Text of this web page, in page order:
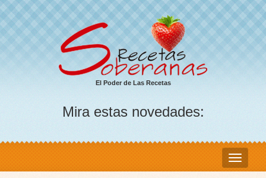
El Poder de Las Recetas
Mira estas novedades: